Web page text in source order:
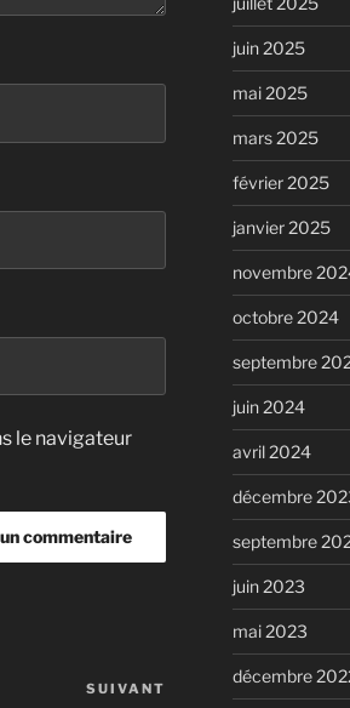
le navigateur
SUIVANT
juin 2025
mai 2025
mars 2025
février 2025
janvier 2025
novembre
octobre 2024
septembre
juin 2024
avril 2024
décembre
septembre
juin 2023
mai 2023
décembre